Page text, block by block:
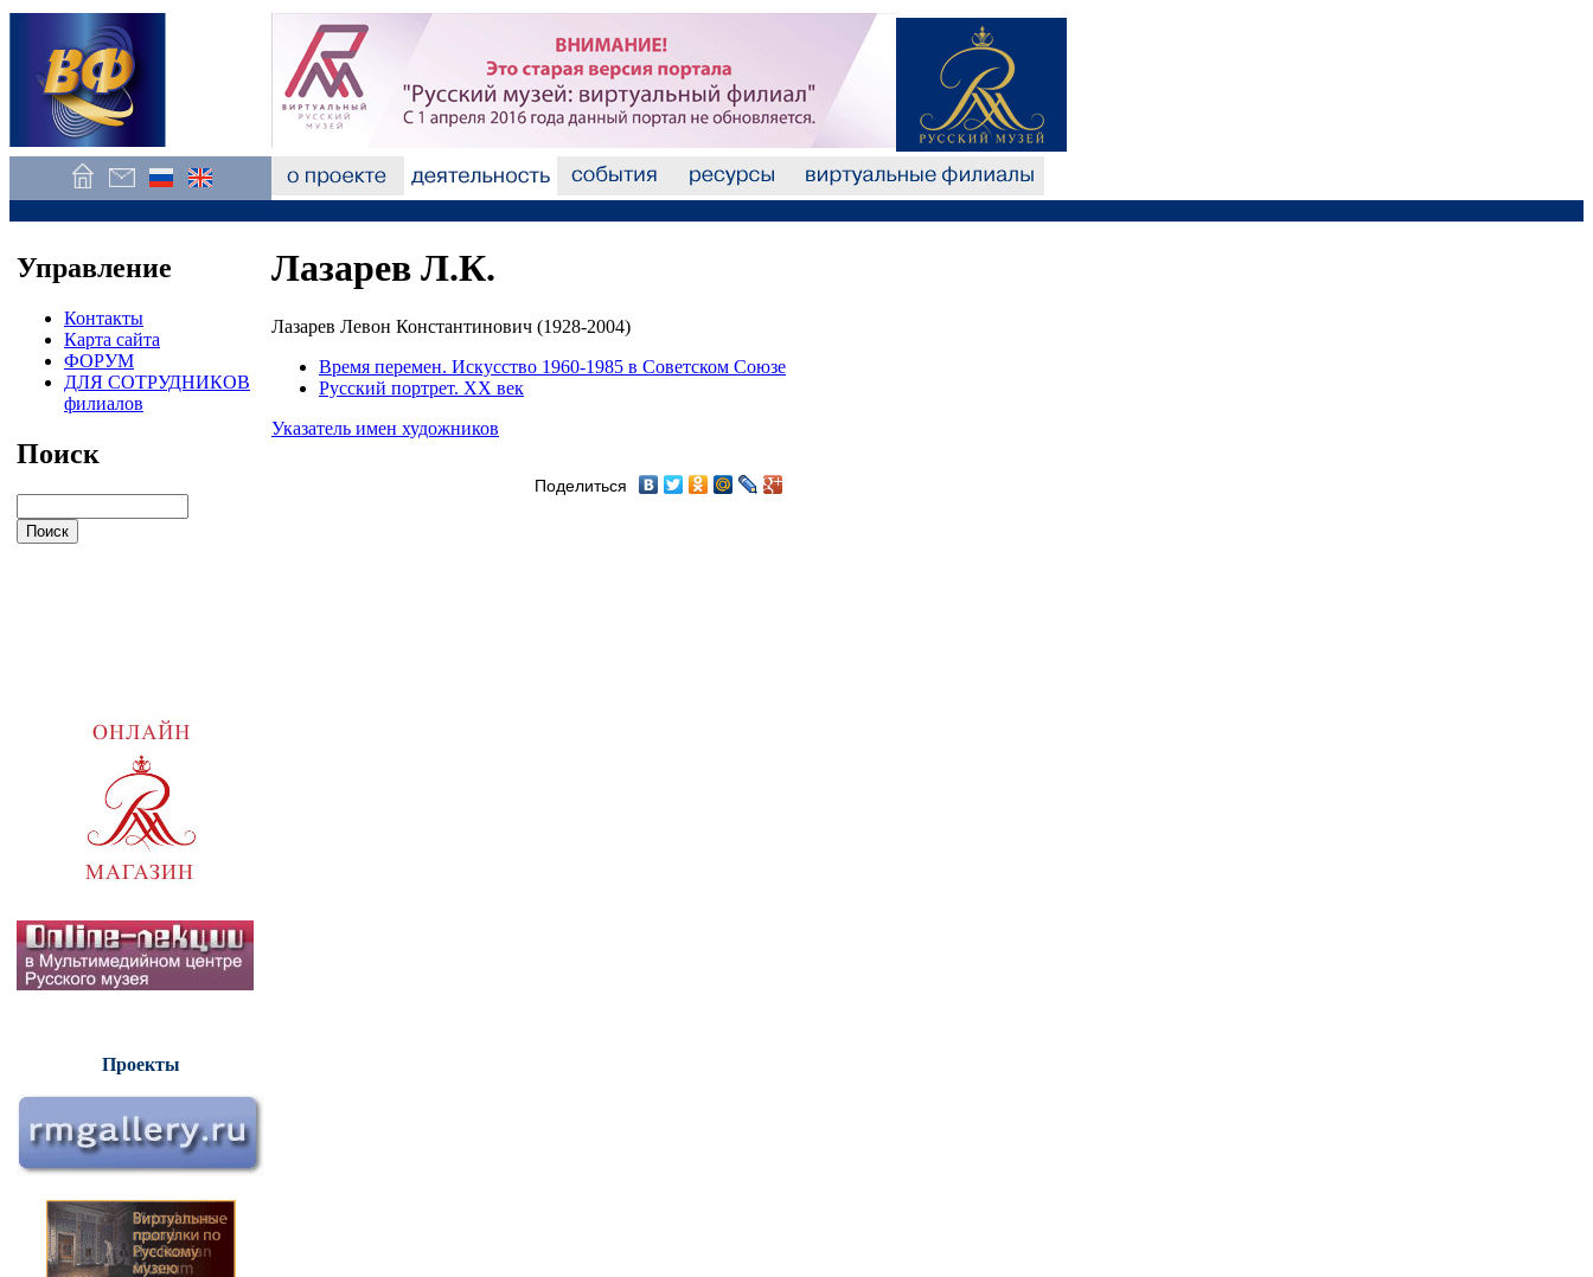
Управление
Контакты
Карта сайта
ФОРУМ
ДЛЯ СОТРУДНИКОВ
филиалов
Поиск
Проекты
Лазарев Л.К.
Лазарев Левон Константинович (1928-2004)
Время перемен. Искусство 1960-1985 в Советском Союзе
Русский портрет. XX век
Указатель имен художников
Поделиться